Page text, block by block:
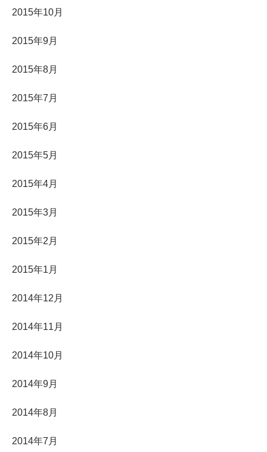
2015年10月
2015年9月
2015年8月
2015年7月
2015年6月
2015年5月
2015年4月
2015年3月
2015年2月
2015年1月
2014年12月
2014年11月
2014年10月
2014年9月
2014年8月
2014年7月